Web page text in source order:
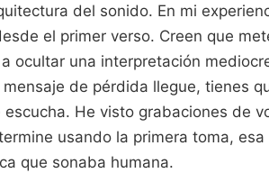
del sonido. En mi
el primer verso. Creen que
ocultar una interpretación
de pérdida llegue, tienes
He visto grabaciones de
usando la primera toma, esa
que sonaba humana.